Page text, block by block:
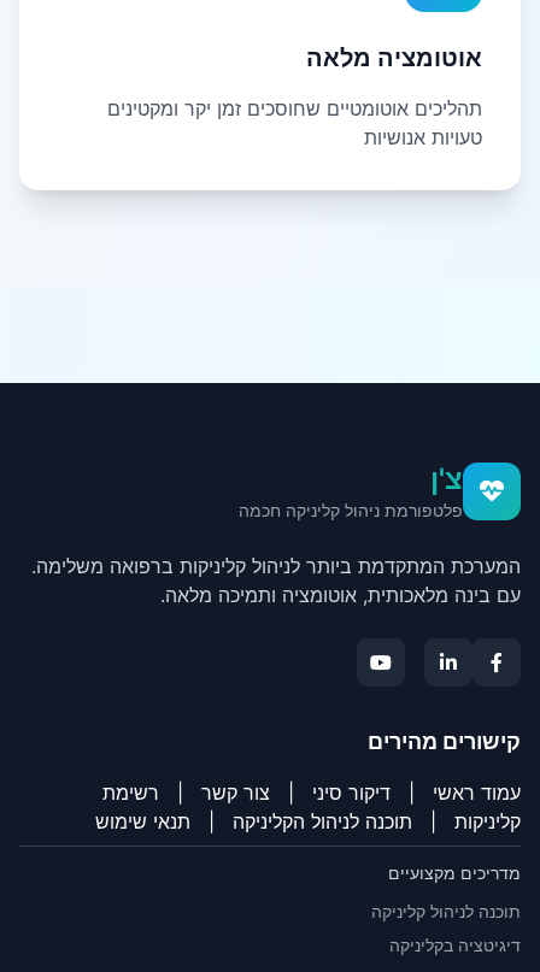
אוטומציה מלאה
תהליכים אוטומטיים שחוסכים זמן יקר ומקטינים
טעויות אנושיות
צ'ן
פלטפורמת ניהול קליניקה חכמה
המערכת המתקדמת ביותר לניהול קליניקות ברפואה משלימה.
עם בינה מלאכותית, אוטומציה ותמיכה מלאה.
קישורים מהירים
עמוד ראשי דיקור סיני צור קשר
רשימת
קליניקות
תוכנה לניהול הקליניקה תנאי שימוש
מדריכים מקצועיים
תוכנה לניהול קליניקה
דיגיטציה בקליניקה